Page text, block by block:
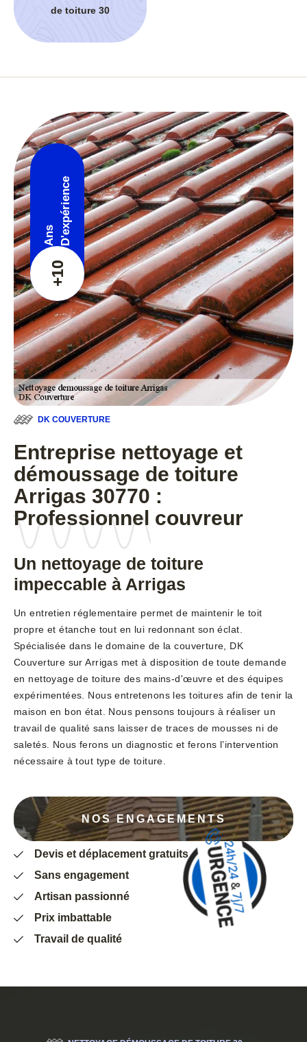
de toiture 30
+10
Ans D'expérience
DK COUVERTURE
Entreprise nettoyage et
démoussage de toiture
Arrigas 30770 :
Professionnel couvreur
Un nettoyage de toiture
impeccable à Arrigas
Un entretien réglementaire permet de maintenir le toit
propre et étanche tout en lui redonnant son éclat.
Spécialisée dans le domaine de la couverture, DK
Couverture sur Arrigas met à disposition de toute demande
en nettoyage de toiture des mains-d'œuvre et des équipes
expérimentées. Nous entretenons les toitures afin de tenir la
maison en bon état. Nous pensons toujours à réaliser un
travail de qualité sans laisser de traces de mousses ni de
saletés. Nous ferons un diagnostic et ferons l’intervention
nécessaire à tout type de toiture.
NOS ENGAGEMENTS
Devis et déplacement gratuits
Sans engagement
Artisan passionné
Prix imbattable
Travail de qualité